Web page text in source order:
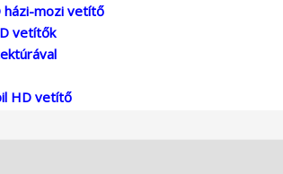
házi-mozi vetítő
vetítők
HD vetítő